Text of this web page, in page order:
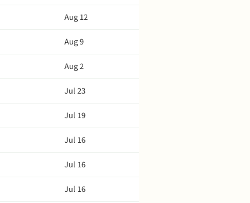
Aug 12
Aug 9
Aug 2
Jul 23
Jul 19
Jul 16
Jul 16
Jul 16